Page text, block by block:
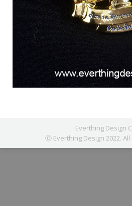
Everthing Design
Ⓒ Everthing Design 2022.